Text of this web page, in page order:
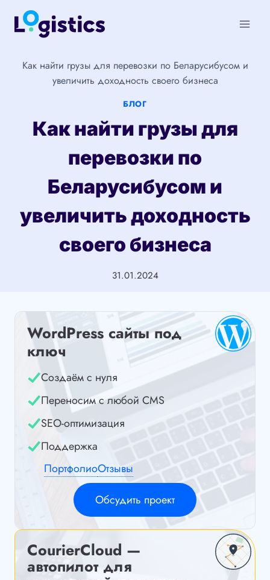
Перейти
Как найти грузы для перевозки по Беларусибусом и
увеличить доходность своего бизнеса
БЛОГ
Как найти грузы для
перевозки по
Беларусибусом и
увеличить доходность
своего бизнеса
31.01.2024
WordPress сайты под
ключ
Создаём с нуля
Переносим с любой CMS
SEO-оптимизация
Поддержка
ПортфолиоОтзывы
Обсудить проект
CourierCloud —
автопилот для